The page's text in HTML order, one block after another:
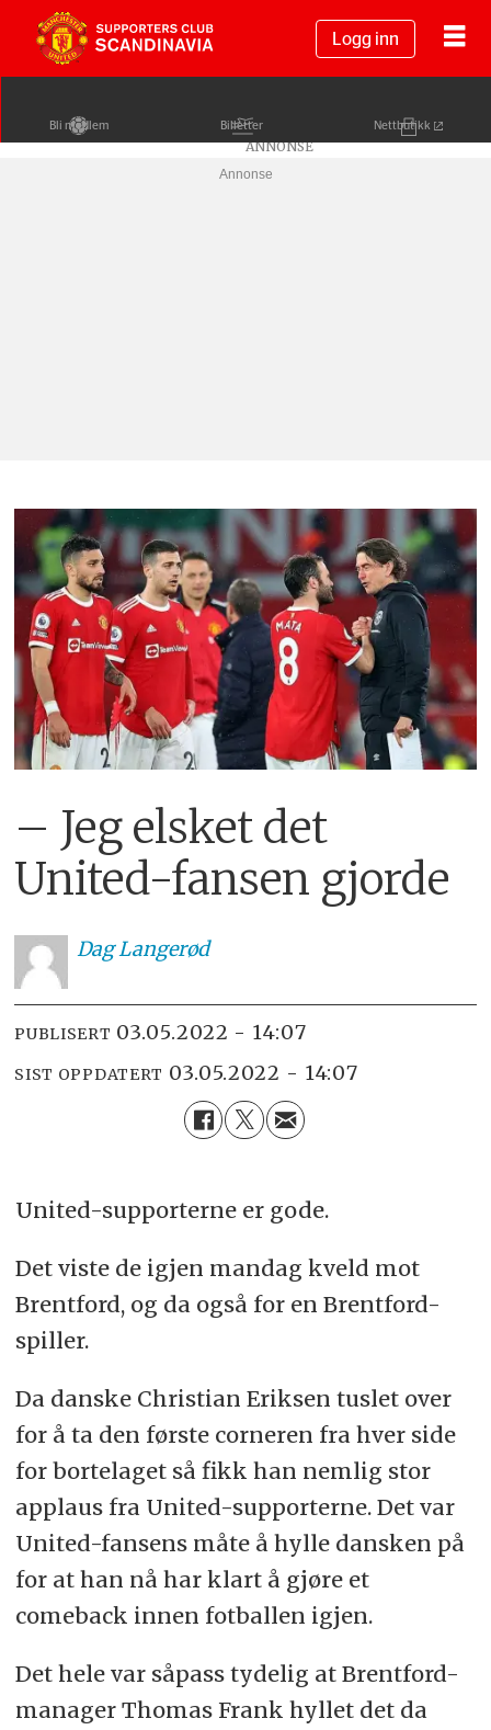
Logg inn
Bli medlem Billetter Nettbutikk
Annonse
– Jeg elsket det
United-fansen gjorde
DagLangerød
PUBLISERT 03.05.2022 - 14:07
SIST OPPDATERT 03.05.2022 - 14:07
United-supporterne er gode.
Det viste de igjen mandag kveld mot
Brentford, og da også for en Brentford-
spiller.
Da danske Christian Eriksen tuslet over
for å ta den første corneren fra hver side
for bortelaget så fikk han nemlig stor
applaus fra United-supporterne. Det var
United-fansens måte å hylle dansken på
for at han nå har klart å gjøre et
comeback innen fotballen igjen.
Det hele var såpass tydelig at Brentford-
manager Thomas Frank hyllet det da